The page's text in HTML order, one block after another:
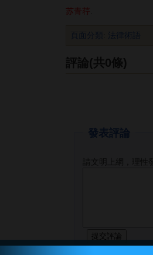
苏青荇
頁面分類 法律術語
評論(共0條)
發表評論
請文明上網，理性